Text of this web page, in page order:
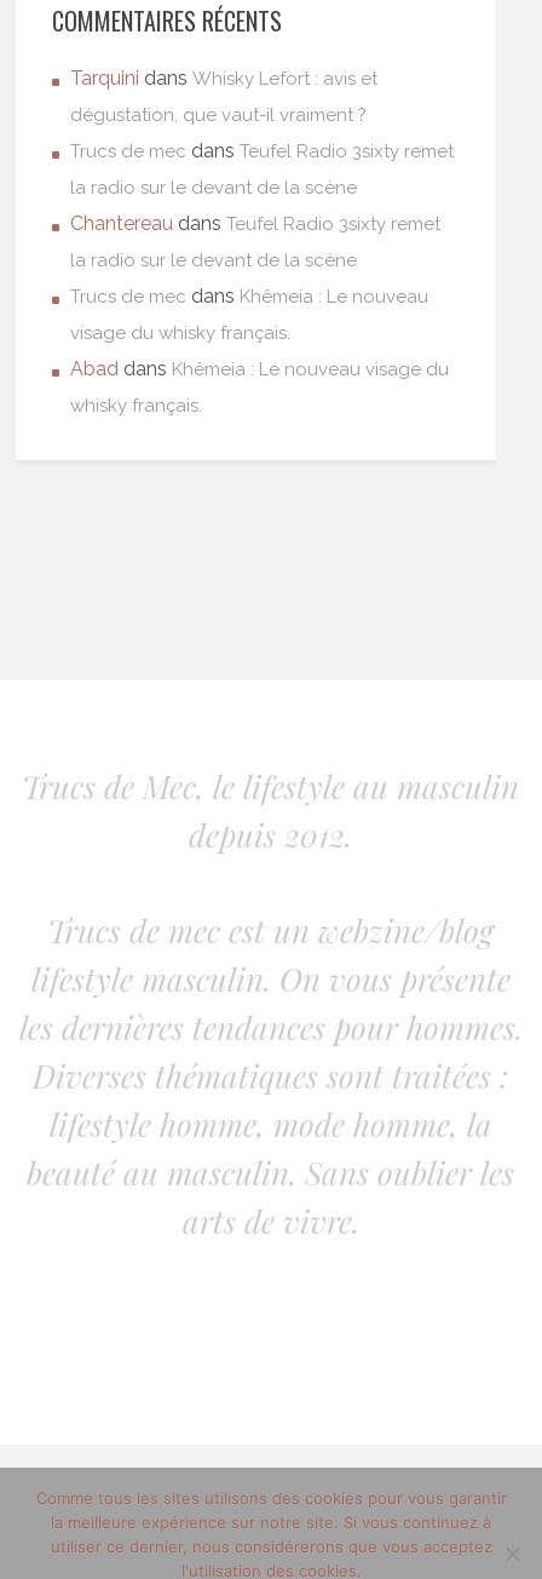
COMMENTAIRES RÉCENTS
Tarquini dansWhisky Lefort : avis et
dégustation, que vaut-il vraiment ?
Trucs de mec dansTeufel Radio 3sixty remet
la radio sur le devant de la scène
Chantereau dansTeufel Radio 3sixty remet
la radio sur le devant de la scène
Trucs de mec dans Khêmeia : Le nouveau
visage du whisky français.
Abad dans Khêmeia : Le nouveau visage du
whisky français.
Trucs de Mec, le lifestyle au masculin
depuis 2012.
Trucs de mec est un webzine/blog
lifestyle masculin. On vous présente
les dernières tendances pour hommes.
Diverses thématiques sont traitées :
lifestyle homme, mode homme, la
beauté au masculin. Sans oublier les
arts de vivre.
© 2012-2020 copyright trucsdemec.fr - blog lifestyle
masculin/Tous droits réservés
Mentions Légales
Comme tous les sites utilisons des cookies pour vous garantir
la meilleure expérience sur notre site. Si vous continuez à
utiliser ce dernier, nous considérerons que vous acceptez
l'utilisation des cookies.